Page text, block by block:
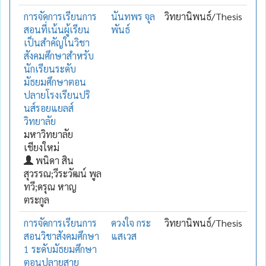
การจัดการเรียนการ
สอนที่เน้นผู้เรียน
เป็นสำคัญในวิชา
สังคมศึกษาสำหรับ
นักเรียนระดับ
มัธยมศึกษาตอน
ปลายโรงเรียนปริ
นส์รอยแยลส์
วิทยาลัย
มหาวิทยาลัย
เชียงใหม่
พนิดา สิน
สุวรรณ;วีระวัฒน์ พูล
ทวี;ดรุณ หาญ
ตระกูล
นันทพร จุล
พันธ์
วิทยานิพนธ์/Thesis
การจัดการเรียนการ
สอนวิชาสังคมศึกษา
1 ระดับมัธยมศึกษา
ตอนปลายสาย
ดวงใจ กระ
แสเวส
วิทยานิพนธ์/Thesis